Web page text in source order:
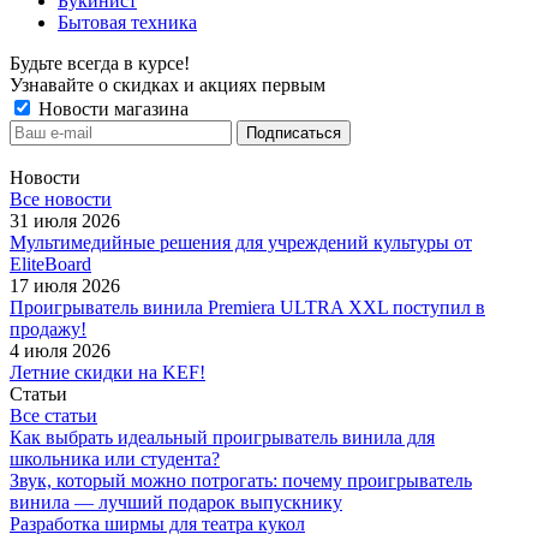
Бытовая техника
Будьте всегда в курсе!
Узнавайте о скидках и акциях первым
Новости магазина
Новости
Все новости
31 июля 2026
Мультимедийные решения для учреждений культуры от
EliteBoard
17 июля 2026
Проигрыватель винила Premiera ULTRA XXL поступил в
продажу!
4 июля 2026
Летние скидки на KEF!
Статьи
Все статьи
Как выбрать идеальный проигрыватель винила для
школьника или студента?
Звук, который можно потрогать: почему проигрыватель
винила — лучший подарок выпускнику
Разработка ширмы для театра кукол